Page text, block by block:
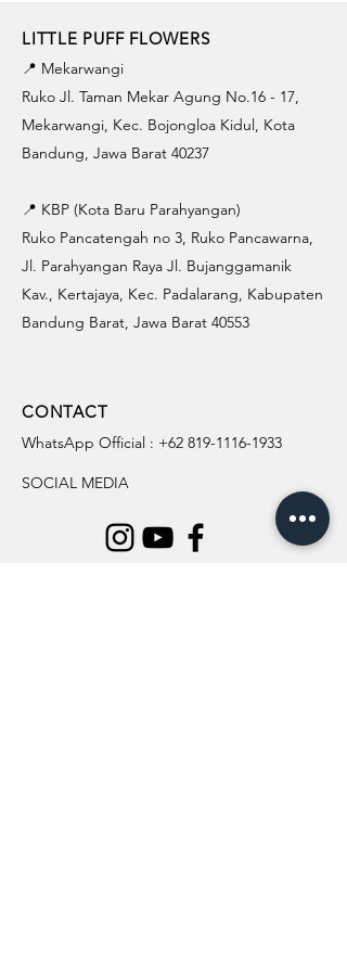
LITTLE PUFF FLOWERS
📍 Mekarwangi
Ruko Jl. Taman Mekar Agung No.16 - 17,
Mekarwangi, Kec. Bojongloa Kidul, Kota
Bandung, Jawa Barat 40237
📍 KBP (Kota Baru Parahyangan)
Ruko Pancatengah no 3, Ruko Pancawarna,
Jl. Parahyangan Raya Jl. Bujanggamanik
Kav., Kertajaya, Kec. Padalarang, Kabupaten
Bandung Barat, Jawa Barat 40553
CONTACT
WhatsApp Official : +62 819-1116-1933
SOCIAL MEDIA